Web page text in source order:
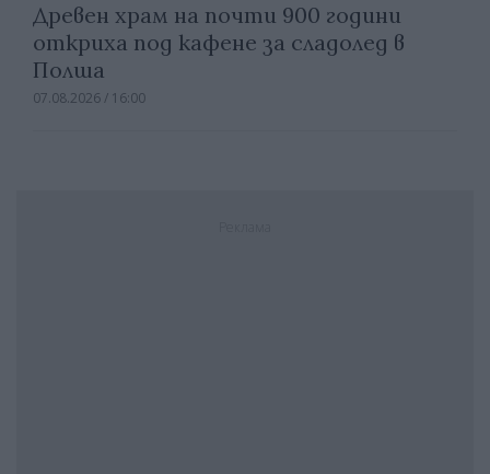
Древен храм на почти 900 години
откриха под кафене за сладолед в
Полша
07.08.2026 / 16:00